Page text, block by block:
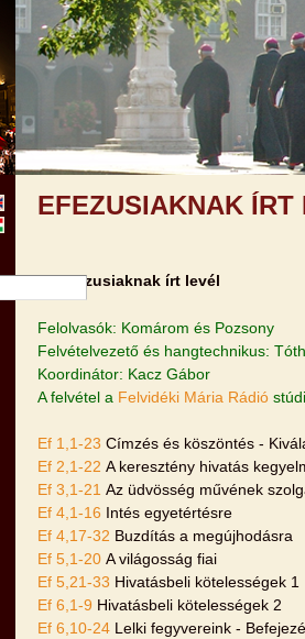
EFEZUSIAKNAK ÍRT
Az Efezusiaknak írt levél
Felolvasók: Komárom és Pozsony
Felvételvezető és hangtechnikus:
Koordinátor: Kacz Gábor
A felvétel a Felvidéki Mária Rádió
Ef 1,1-23 Címzés és köszöntés -
Ef 2,1-22 A keresztény hivatás
Ef 3,1-21 Az üdvösség művének
Ef 4,1-16 Intés egyetértésre
Ef 4,17-32 Buzdítás a megújhodásra
Ef 5,1-20 A világosság fiai
Ef 5,21-33 Hivatásbeli kötelességek 1
Ef 6,1-9 Hivatásbeli kötelességek 2
Ef 6,10-24 Lelki fegyvereink -